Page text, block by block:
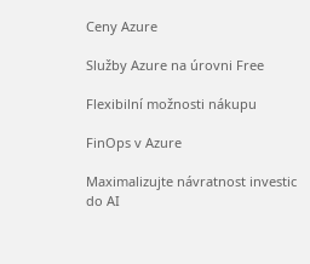
Ceny Azure
Služby Azure na úrovni Free
Flexibilní možnosti nákupu
FinOps v Azure
Maximalizujte návratnost investic
do AI